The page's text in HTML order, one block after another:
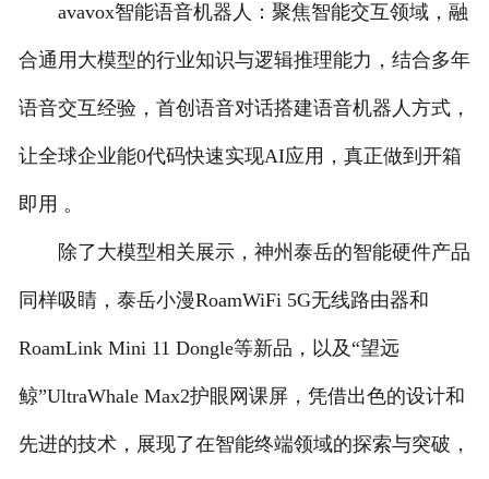
avavox智能语音机器人：聚焦智能交互领域，融
合通用大模型的行业知识与逻辑推理能力，结合多年
语音交互经验，首创语音对话搭建语音机器人方式，
让全球企业能0代码快速实现AI应用，真正做到开箱
即用 。
除了大模型相关展示，神州泰岳的智能硬件产品
同样吸睛，泰岳小漫RoamWiFi 5G无线路由器和
RoamLink Mini 11 Dongle等新品，以及“望远
鲸”UltraWhale Max2护眼网课屏，凭借出色的设计和
先进的技术，展现了在智能终端领域的探索与突破，